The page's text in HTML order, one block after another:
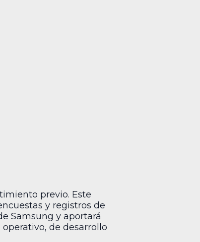
previo. Este
y registros de
Samsung y aportará
de desarrollo